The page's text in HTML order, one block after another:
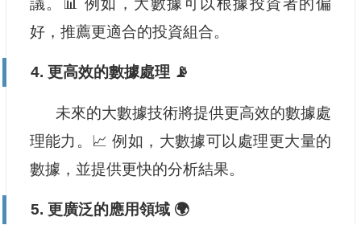
好，推薦更適合的投資組合。
4. 更高效的數據處理 📡
未來的大數據技術將提供更高效的數據處
理能力。📈 例如，大數據可以處理更大量的
數據，並提供更快的分析結果。
5. 更廣泛的應用領域 🌍